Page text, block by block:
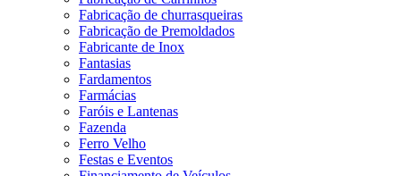
Fabricação de churrasqueiras
Fabricação de Premoldados
Fabricante de Inox
Fantasias
Fardamentos
Farmácias
Faróis e Lantenas
Fazenda
Ferro Velho
Festas e Eventos